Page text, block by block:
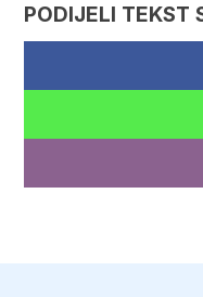
PODIJELI TEKST